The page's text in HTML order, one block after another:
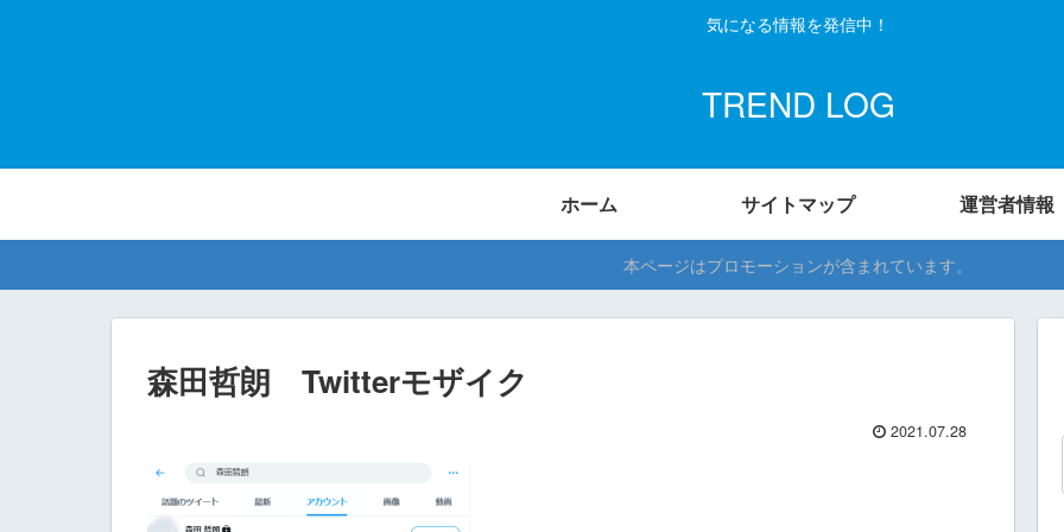
気になる情報を発信中！
TREND LOG
ホーム サイトマップ 運営者情報
本ページはプロモーションが含まれています。
森田哲朗 Twitterモザイク
2021.07.28